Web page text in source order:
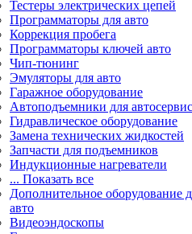
Тестеры электрических цепей
Программаторы для авто
Коррекция пробега
Программаторы ключей авто
Чип-тюнинг
Эмуляторы для авто
Гаражное оборудование
Автоподъемники для
Гидравлическое оборудование
Замена технических жидкостей
Запчасти для подъемников
Индукционные нагреватели
... Показать все
Дополнительное оборудование
авто
Видеоэндоскопы